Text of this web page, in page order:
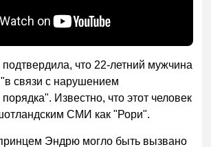
что 22-летний мужчина
связи с нарушением
Известно, что этот человек
СМИ как "Рори".
Эндрю могло быть вызвано